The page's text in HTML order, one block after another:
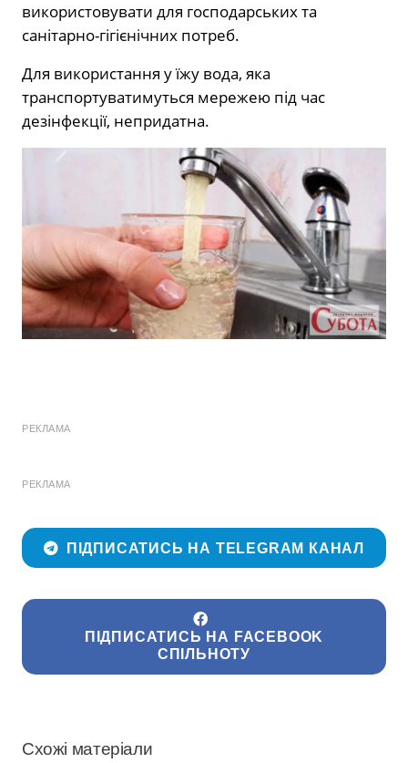
використовувати для господарських та
санітарно-гігієнічних потреб.
Для використання у їжу вода, яка
транспортуватимуться мережею під час
дезінфекції, непридатна.
РЕКЛАМА
РЕКЛАМА
ПІДПИСАТИСЬ НА TELEGRAM КАНАЛ
ПІДПИСАТИСЬ НА FACEBOOK
СПІЛЬНОТУ
Схожі матеріали